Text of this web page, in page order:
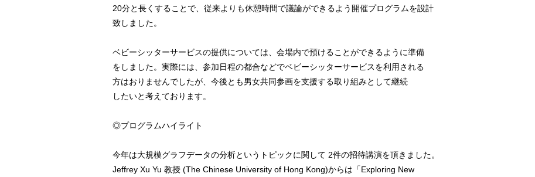
20分と長くすることで、従来よりも休憩時間で議論ができるよう開催プログラムを設計
致しました。
ベビーシッターサービスの提供については、会場内で預けることができるように準備
をしました。実際には、参加日程の都合などでベビーシッターサービスを利用される
方はおりませんでしたが、今後とも男女共同参画を支援する取り組みとして継続
したいと考えております。
◎プログラムハイライト
今年は大規模グラフデータの分析というトピックに関して 2件の招待講演を頂きました。
Jeffrey Xu Yu 教授 (The Chinese University of Hong Kong)からは「Exploring New